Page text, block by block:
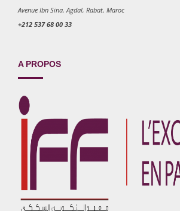
Avenue Ibn Sina, Agdal, Rabat, Maroc
+212 537 68 00 33
A PROPOS